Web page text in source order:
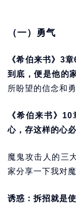
（一）勇气
《希伯来书》3
到底，便是他的
所盼望的信念和
《希伯来书》
心，存这样的心
魔鬼攻击人的三
家分享一下我对
诱惑：拆招就是